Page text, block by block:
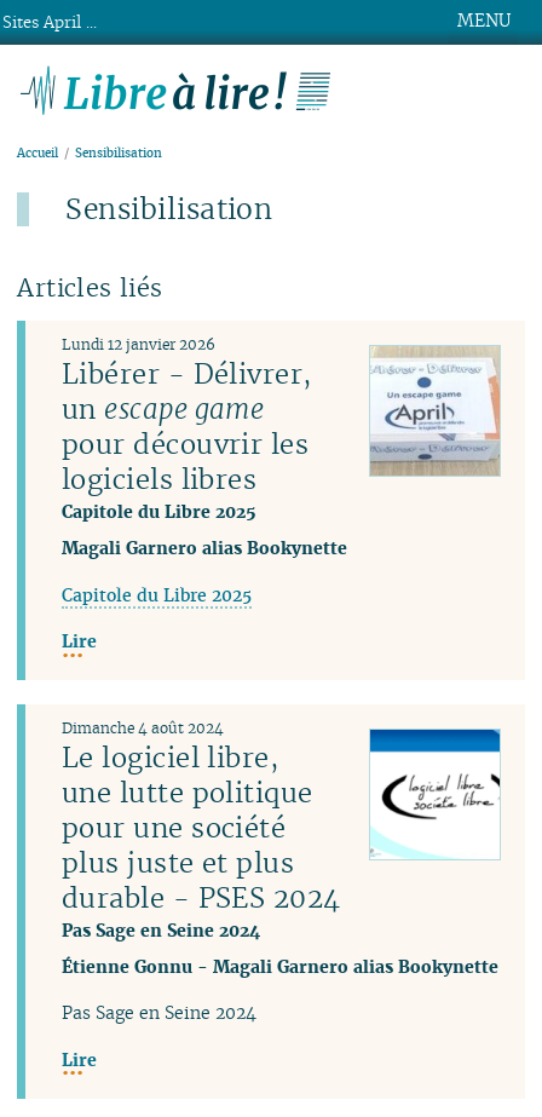
MENU
Accueil Sensibilisation
Sensibilisation
Articles liés
Libérer - Délivrer,
un escape game
pour découvrir les
logiciels libres
Capitole du Libre 2025
Lundi 12 janvier 2026
Magali Garnero alias Bookynette
Capitole du Libre 2025
Lire
Le logiciel libre,
une lutte politique
pour une société
plus juste et plus
durable - PSES 2024
Pas Sage en Seine 2024
Dimanche 4 août 2024
Étienne Gonnu -Magali Garnero alias Bookynette
Pas Sage en Seine 2024
Lire
Sites April ...